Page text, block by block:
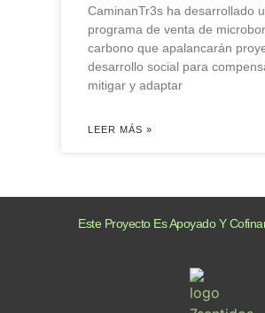
CaminanTr3s ha desarrollado
programa de venta de
carbono que apalancarán
desarrollo social para
mitigar y adaptar
LEER MÁS »
Este Proyecto Es Apoyado Y